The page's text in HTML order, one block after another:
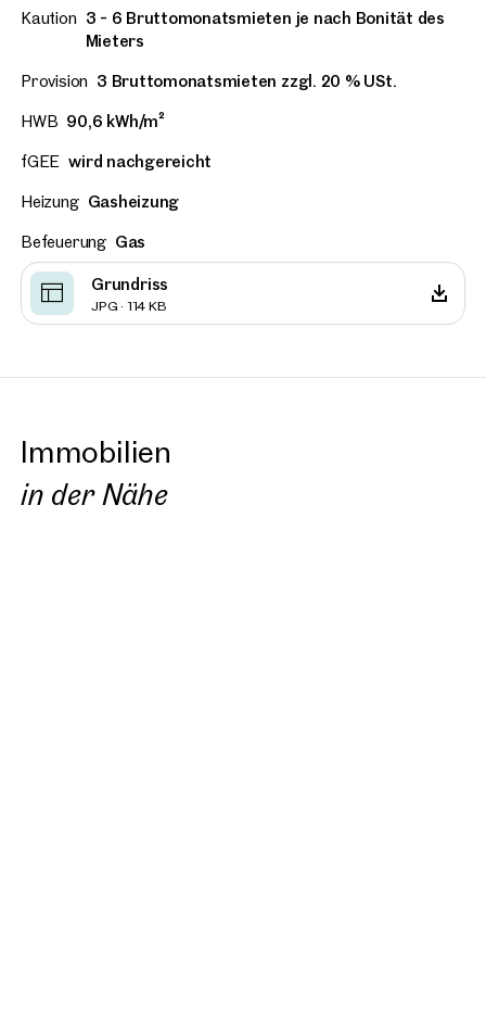
Kaution 3 - 6 Bruttomonatsmieten je nach Bonität des
Mieters
Provision 3 Bruttomonatsmieten zzgl. 20 % USt.
HWB 90,6 kWh/m²
fGEE wird nachgereicht
Heizung Gasheizung
Befeuerung Gas
Grundriss
JPG · 114 KB
Immobilien
in der Nähe